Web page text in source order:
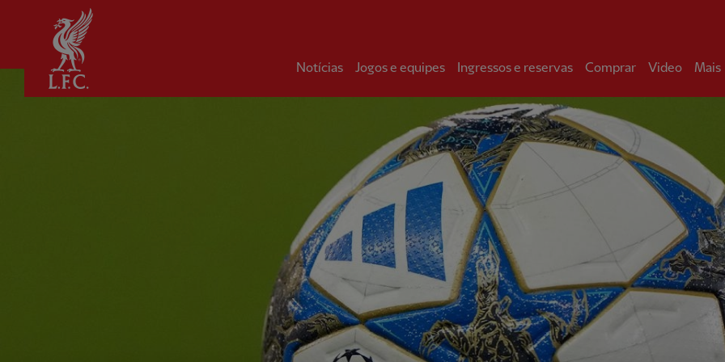
Notícias Jogos e equipes Ingressos e reservas Comprar Video Mais